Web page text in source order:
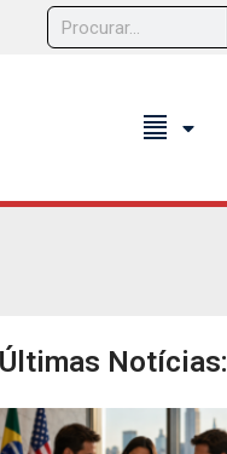
format_align_justify
Últimas Notícias: